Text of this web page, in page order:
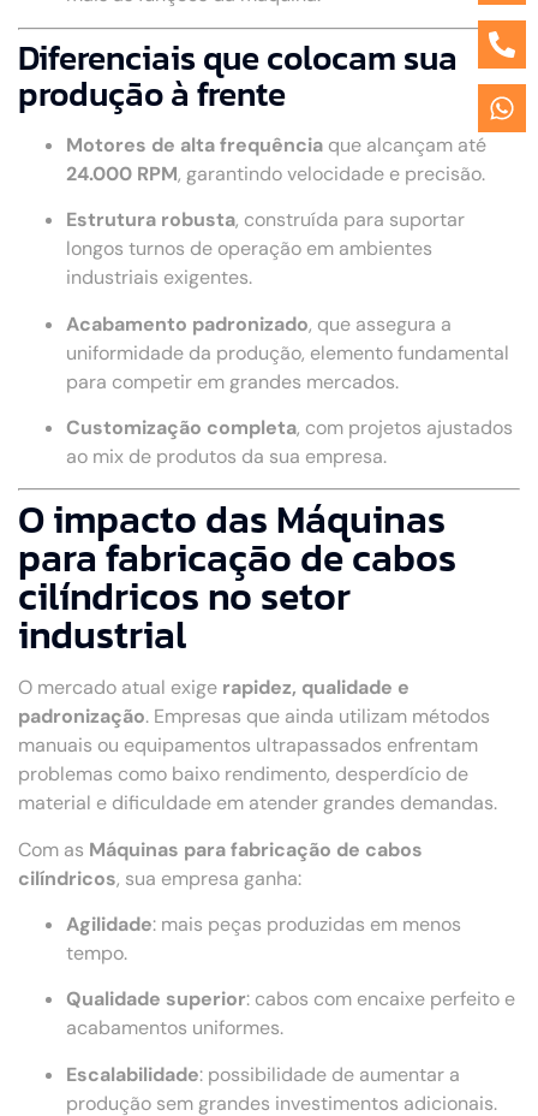
Diferenciais que colocam sua
produção à frente
Motores de alta frequência que alcançam até
24.000 RPM, garantindo velocidade e precisão.
Estrutura robusta, construída para suportar
longos turnos de operação em ambientes
industriais exigentes.
Acabamento padronizado, que assegura a
uniformidade da produção, elemento fundamental
para competir em grandes mercados.
Customização completa, com projetos ajustados
ao mix de produtos da sua empresa.
O impacto das Máquinas
para fabricação de cabos
cilíndricos no setor
industrial
O mercado atual exige rapidez, qualidade e
padronização. Empresas que ainda utilizam métodos
manuais ou equipamentos ultrapassados enfrentam
problemas como baixo rendimento, desperdício de
material e dificuldade em atender grandes demandas.
Com as Máquinas para fabricação de cabos
cilíndricos, sua empresa ganha:
Agilidade: mais peças produzidas em menos
tempo.
Qualidade superior: cabos com encaixe perfeito e
acabamentos uniformes.
Escalabilidade: possibilidade de aumentar a
produção sem grandes investimentos adicionais.